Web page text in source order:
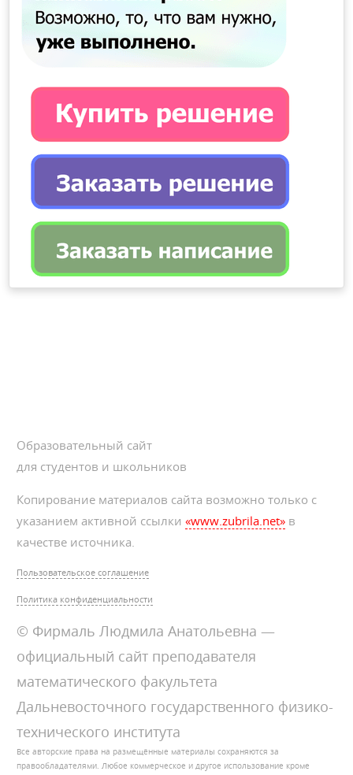
Образовательный сайт
для студентов и школьников
Копирование материалов сайта возможно только с
указанием активной ссылки«www.zubrila.net» в
качестве источника.
Пользовательское соглашение
Политика конфиденциальности
© Фирмаль Людмила Анатольевна —
официальный сайт преподавателя
математического факультета
Дальневосточного государственного физико-
технического института
Все авторские права на размещённые материалы сохраняются за
правообладателями. Любое коммерческое и другое использование кроме